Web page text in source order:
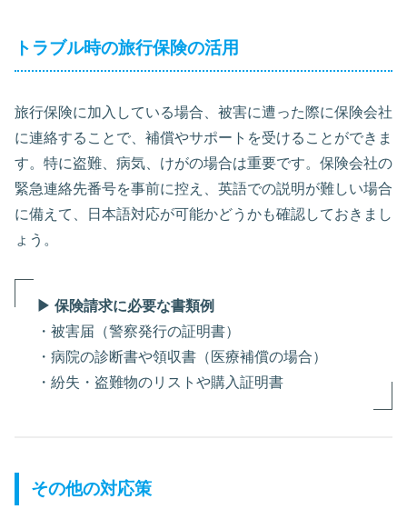
トラブル時の旅行保険の活用
旅行保険に加入している場合、被害に遭った際に保険会社
に連絡することで、補償やサポートを受けることができま
す。特に盗難、病気、けがの場合は重要です。保険会社の
緊急連絡先番号を事前に控え、英語での説明が難しい場合
に備えて、日本語対応が可能かどうかも確認しておきまし
ょう。
▶ 保険請求に必要な書類例
・被害届（警察発行の証明書）
・病院の診断書や領収書（医療補償の場合）
・紛失・盗難物のリストや購入証明書
その他の対応策